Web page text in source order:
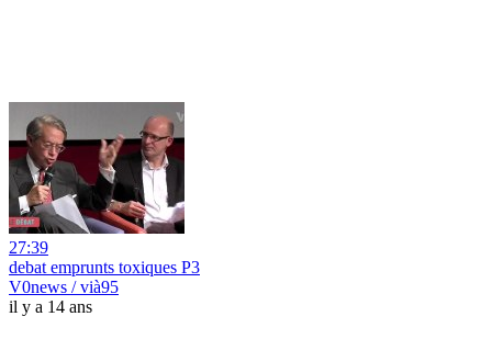
27:39
debat emprunts toxiques P3
V0news / vià95
il y a 14 ans